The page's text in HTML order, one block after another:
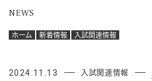
NEWS
ホーム 新着情報 入試関連情報
2024.11.13 入試関連情報